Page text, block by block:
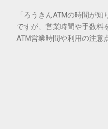
じめ配達時間を変更する
本国内で最も利用されてい
します。 1. トーク画面か
接届きます。そのまま画
時頃に伺います」という
「ろうきんATMの時間が
ですが、営業時間や手数料
ATM営業時間や利用の注意
日：休止（※一部店舗では
ATMや提携ATMを使う際
低額 平日18:00〜21:00／
合も 手数料を節約するに